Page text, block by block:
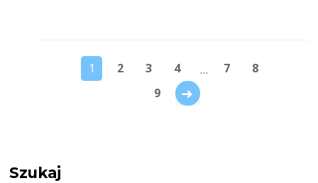
1 2 3 4 … 7
8
9
Szukaj